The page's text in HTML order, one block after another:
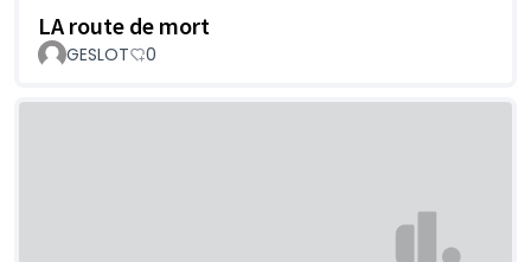
LA route de mort
GESLOT 0